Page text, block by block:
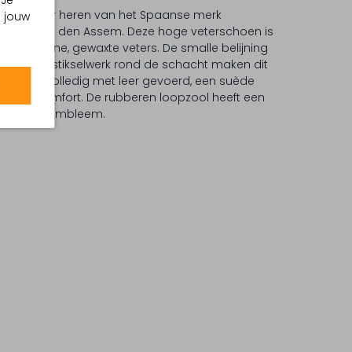
jouwvoor heren van het Spaanse merk
Van den Assem. Deze hoge veterschoen is
en dunne, gewaxte veters. De smalle belijning
stikselwerk rond de schacht maken dit
is volledig met leer gevoerd, een suède
loopcomfort. De rubberen loopzool heeft een
merkembleem.